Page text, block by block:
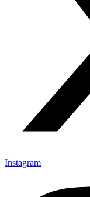
Instagram